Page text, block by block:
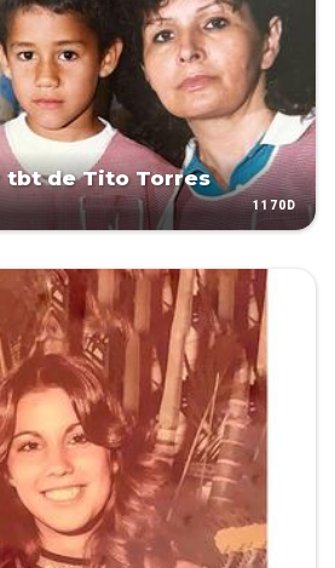
tbt de Tito Torres
1170D